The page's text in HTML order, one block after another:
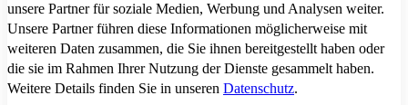
unsere Partner für soziale Medien, Werbung und Analysen weiter.
Unsere Partner führen diese Informationen möglicherweise mit
weiteren Daten zusammen, die Sie ihnen bereitgestellt haben oder
die sie im Rahmen Ihrer Nutzung der Dienste gesammelt haben.
Weitere Details finden Sie in unseren Datenschutz.